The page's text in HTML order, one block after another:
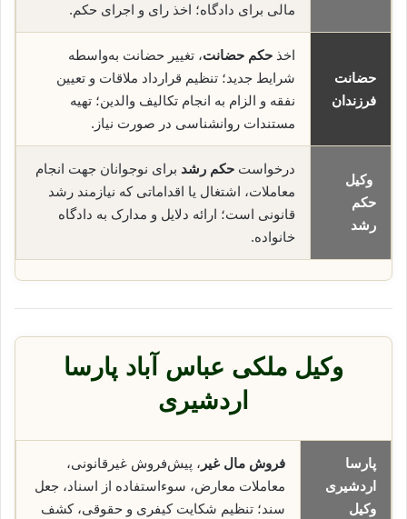
مالی برای دادگاه؛ اخذ رای و اجرای حکم.
حضانت
فرزندان
اخذ حکم حضانت، تغییر حضانت به‌واسطه
شرایط جدید؛ تنظیم قرارداد ملاقات و تعیین
نفقه و الزام به انجام تکالیف والدین؛ تهیه
مستندات روانشناسی در صورت نیاز.
وکیل
حکم
رشد
درخواست حکم رشد برای نوجوانان جهت انجام
معاملات، اشتغال یا اقداماتی که نیازمند رشد
قانونی است؛ ارائه دلایل و مدارک به دادگاه
خانواده.
وکیل ملکی عباس آباد پارسا
اردشیری
پارسا
اردشیری
وکیل
فروش مال غیر ، پیش‌فروش غیرقانونی،
معاملات معارض، سوء‌استفاده از اسناد، جعل
سند؛ تنظیم شکایت کیفری و حقوقی، کشف